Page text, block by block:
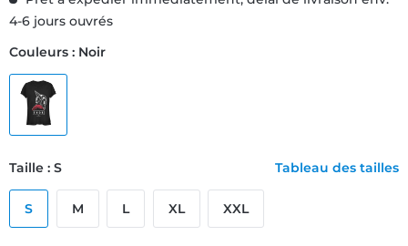
4-6 jours ouvrés
Couleurs : Noir
Taille : S Tableau des tailles
S M L XL XXL